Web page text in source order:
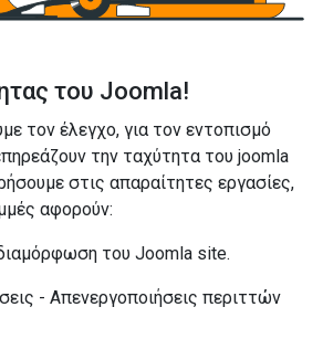
του Joomla!
τον έλεγχο, για τον εντοπισμό
την ταχύτητα του joomla
στις απαραίτητες εργασίες,
αφορούν:
του Joomla site.
- Απενεργοποιήσεις περιττών